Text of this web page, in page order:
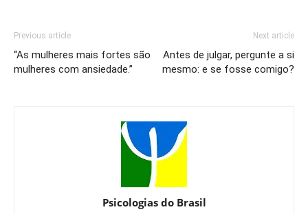
Previous article
“As mulheres mais fortes são
mulheres com ansiedade.”
Next article
Antes de julgar, pergunte a si
mesmo: e se fosse comigo?
Psicologias do Brasil